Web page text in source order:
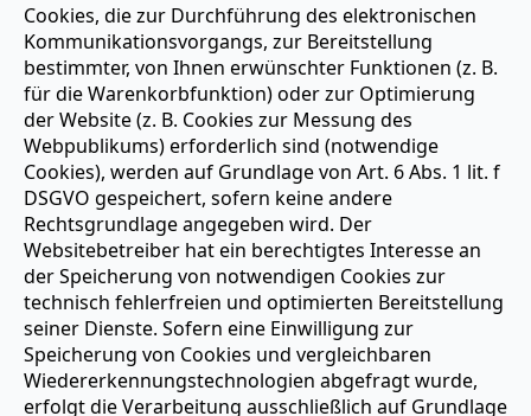
Cookies, die zur Durchführung des elektronischen
Kommunikationsvorgangs, zur Bereitstellung
bestimmter, von Ihnen erwünschter Funktionen (z. B.
für die Warenkorbfunktion) oder zur Optimierung
der Website (z. B. Cookies zur Messung des
Webpublikums) erforderlich sind (notwendige
Cookies), werden auf Grundlage von Art. 6 Abs. 1 lit. f
DSGVO gespeichert, sofern keine andere
Rechtsgrundlage angegeben wird. Der
Websitebetreiber hat ein berechtigtes Interesse an
der Speicherung von notwendigen Cookies zur
technisch fehlerfreien und optimierten Bereitstellung
seiner Dienste. Sofern eine Einwilligung zur
Speicherung von Cookies und vergleichbaren
Wiedererkennungstechnologien abgefragt wurde,
erfolgt die Verarbeitung ausschließlich auf Grundlage